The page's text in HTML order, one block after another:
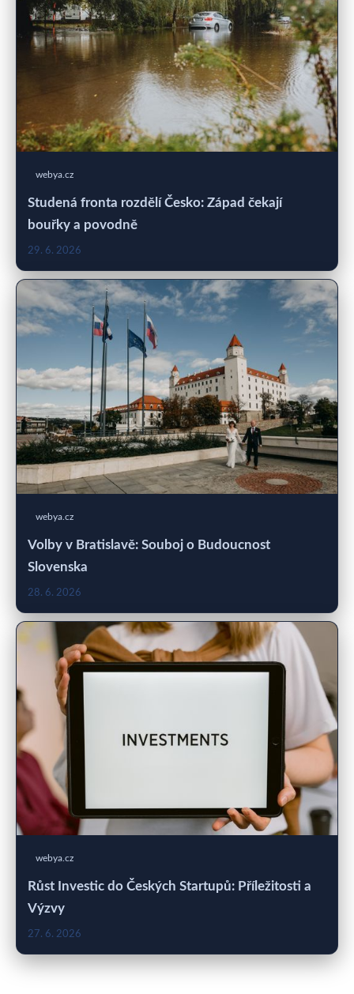
webya.cz
Studená fronta rozdělí Česko: Západ čekají
bouřky a povodně
29. 6. 2026
webya.cz
Volby v Bratislavě: Souboj o Budoucnost
Slovenska
28. 6. 2026
webya.cz
Růst Investic do Českých Startupů: Příležitosti a
Výzvy
27. 6. 2026